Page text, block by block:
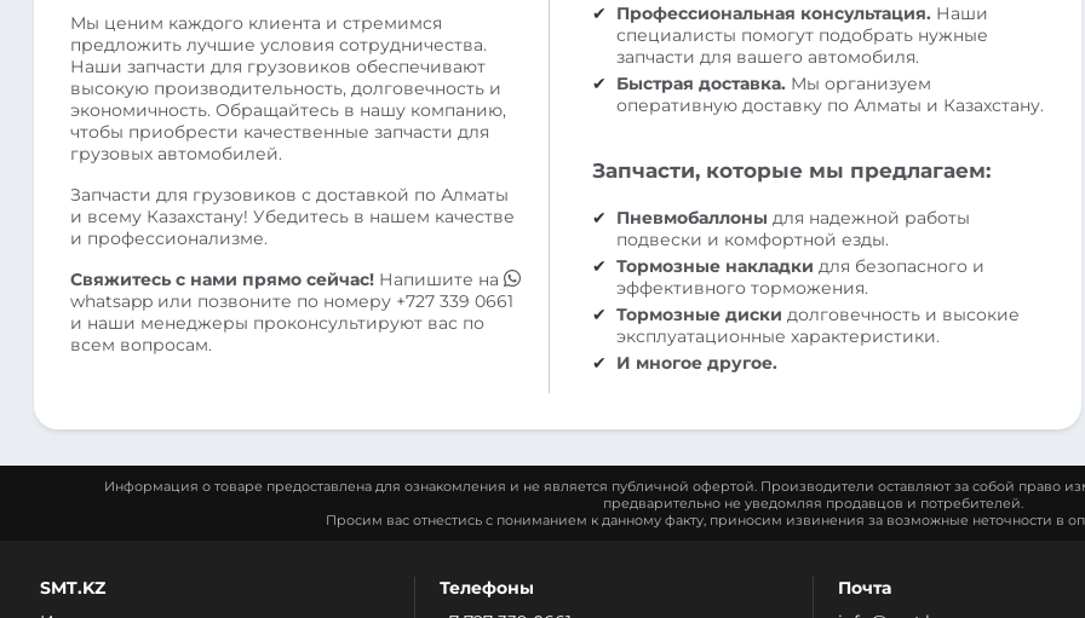
Мы ценим каждого клиента и стремимся
предложить лучшие условия сотрудничества.
Наши запчасти для грузовиков обеспечивают
высокую производительность, долговечность и
экономичность. Обращайтесь в нашу компанию,
чтобы приобрести качественные запчасти для
грузовых автомобилей.
Запчасти для грузовиков с доставкой по Алматы
и всему Казахстану! Убедитесь в нашем качестве
и профессионализме.
Свяжитесь с нами прямо сейчас! Напишите на
whatsapp или позвоните по номеру +727 339 0661
и наши менеджеры проконсультируют вас по
всем вопросам.
Профессиональная консультация. Наши
специалисты помогут подобрать нужные
запчасти для вашего автомобиля.
Быстрая доставка. Мы организуем
оперативную доставку по Алматы и Казахстану.
Запчасти, которые мы предлагаем:
Пневмобаллоны для надежной работы
подвески и комфортной езды.
Тормозные накладки для безопасного и
эффективного торможения.
Тормозные диски долговечность и высокие
эксплуатационные характеристики.
И многое другое.
Информация о товаре предоставлена для ознакомления и не является публичной офертой. Производители оставляют за собой право
предварительно не уведомляя продавцов и потребителей.
Просим вас отнестись с пониманием к данному факту, приносим извинения за возможные неточности в
SMT.KZ
Телефоны
Почта